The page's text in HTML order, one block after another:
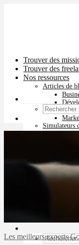
Trouver des
Trouver des
Nos ressources
Articles de
Simulateurs
Prix
Prix
Prix
Les meilleurs experts